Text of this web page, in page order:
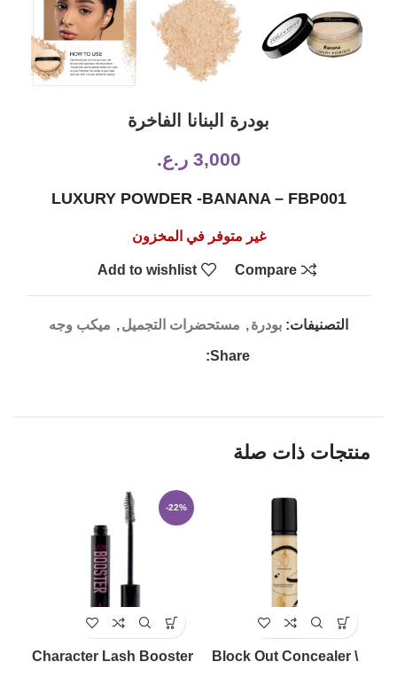
بودرة البنانا الفاخرة
3,000 ر.ع.
LUXURY POWDER -BANANA – FBP001
غير متوفر في المخزون
Compare
Add to wishlist
التصنيفات: بودرة, مستحضرات التجميل, ميكب وجه
Share:
منتجات ذات صلة
Block Out Concealer \
-22%
Character Lash Booster